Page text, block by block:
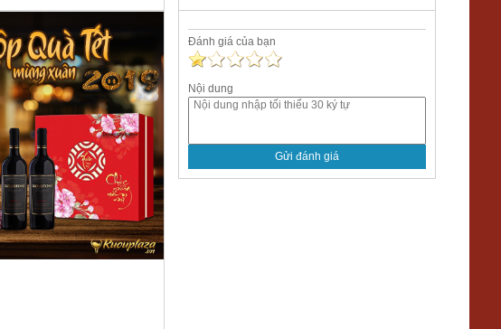
Đánh giá của bạn
Nội dung
Gửi đánh giá